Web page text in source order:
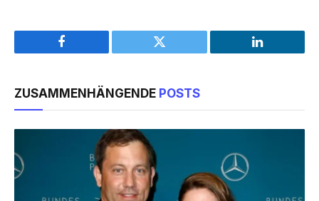
Facebook Twitter LinkedIn
ZUSAMMENHÄNGENDE POSTS